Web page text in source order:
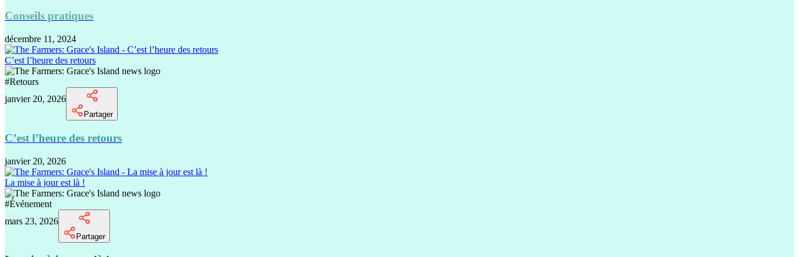
Conseils pratiques
décembre 11, 2024
C’est l’heure des retours
#Retours
janvier 20, 2026
Partager
C’est l’heure des retours
janvier 20, 2026
La mise à jour est là !
#Événement
mars 23, 2026
Partager